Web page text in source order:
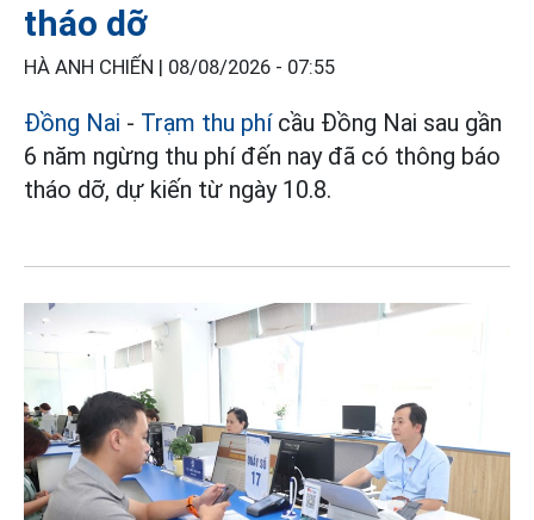
tháo dỡ
HÀ ANH CHIẾN | 08/08/2026 - 07:55
Đồng Nai - Trạm thu phícầu Đồng Nai sau gần
6 năm ngừng thu phí đến nay đã có thông báo
tháo dỡ, dự kiến từ ngày 10.8.